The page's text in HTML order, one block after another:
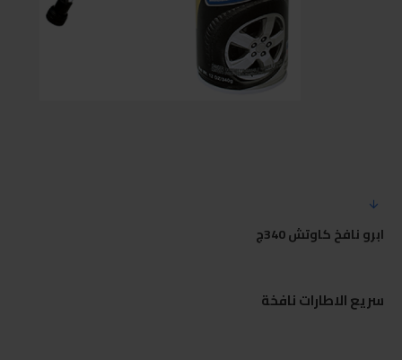
ابرو نافخ كاوتش 340ج
سريع الاطارات نافخة